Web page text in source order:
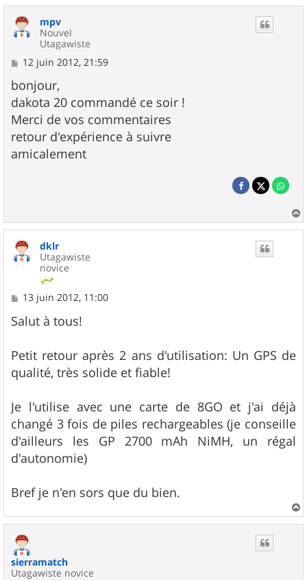
mpv
Nouvel
Utagawiste
M
s
s
a
g
e
12 juin 2012, 21:59
bonjour,
dakota 20 commandé ce soir !
Merci de vos commentaires
retour d'expérience à suivre
amicalement
a
dklr
Utagawiste
novice
M
s
s
g
e
13 juin 2012, 11:00
Salut à tous!
Petit retour après 2 ans d'utilisation: Un GPS de
qualité, très solide et fiable!
Je l'utilise avec une carte de 8GO et j'ai déjà
changé 3 fois de piles rechargeables (je conseille
d'ailleurs les GP 2700 mAh NiMH, un régal
d'autonomie)
Bref je n'en sors que du bien.
a
sierramatch
Utagawiste novice